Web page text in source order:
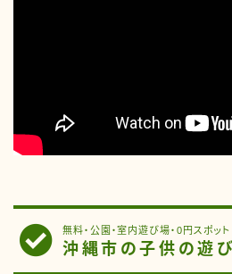
無料・公園・室内遊び場・0円スポット
沖縄市の子供の遊